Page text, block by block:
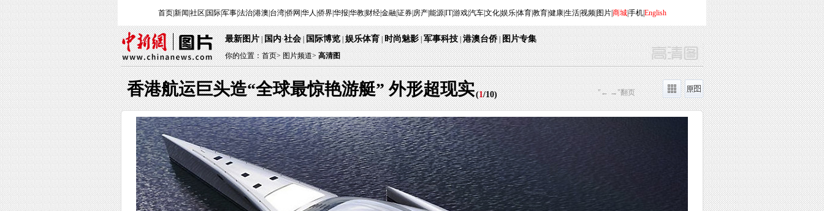
首页|新闻 社区 国际|军事|法治|港澳 台湾|侨网 华人 侨界|华报 华教| 财经|金融|证券| 房产|能源|IT|游戏|汽车|文化|娱乐|体育|教育|健康|生活|视频| 图片|商城|手机|English
最新图片|国内·社会|国际博览|娱乐体育|时尚魅影|军事科技|港澳台侨|图片专集
你的位置：首页>图片频道> 高清图
香港航运巨头造“全球最惊艳游艇” 外形超现实(1/10) "← →"翻页